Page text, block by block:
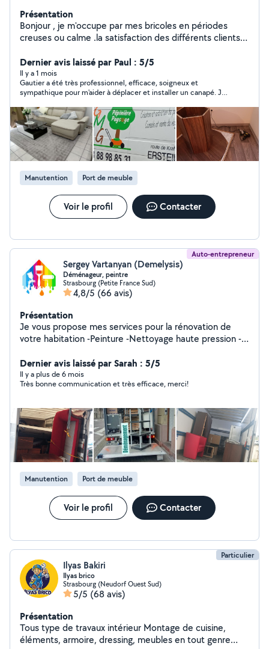
Présentation
Bonjour , je m'occupe par mes bricoles en périodes
creuses ou calme .la satisfaction des différents clients
ma page
Dernier avis laissé par Paul : 5/5
Il y a 1 mois
Gautier a été très professionnel, efficace, soigneux et
sympathique pour m'aider à déplacer et installer un canapé. Je
Manutention Port de meuble
Voir le profil Contacter
Auto-entrepreneur
Sergey Vartanyan (Demelysis)
Déménageur, peintre
Strasbourg (Petite France Sud)
4,8/5 (66 avis)
Présentation
Je vous propose mes services pour la rénovation de
votre habitation -Peinture -Nettoyage haute pression -
et réalise des déménagements de A à Z : emballage,
chargement, transport et installation. Envoyez vos
demandes en message privé ou par téléphone Les
Dernier avis laissé par Sarah : 5/5
Il y a plus de 6 mois
Très bonne communication et très efficace, merci!
Manutention Port de meuble
Voir le profil Contacter
Particulier
Ilyas Bakiri
Ilyas brico
Strasbourg (Neudorf Ouest Sud)
5/5 (68 avis)
Présentation
Tous type de travaux intérieur Montage de cuisine,
éléments, armoire, dressing, meubles en tout genre